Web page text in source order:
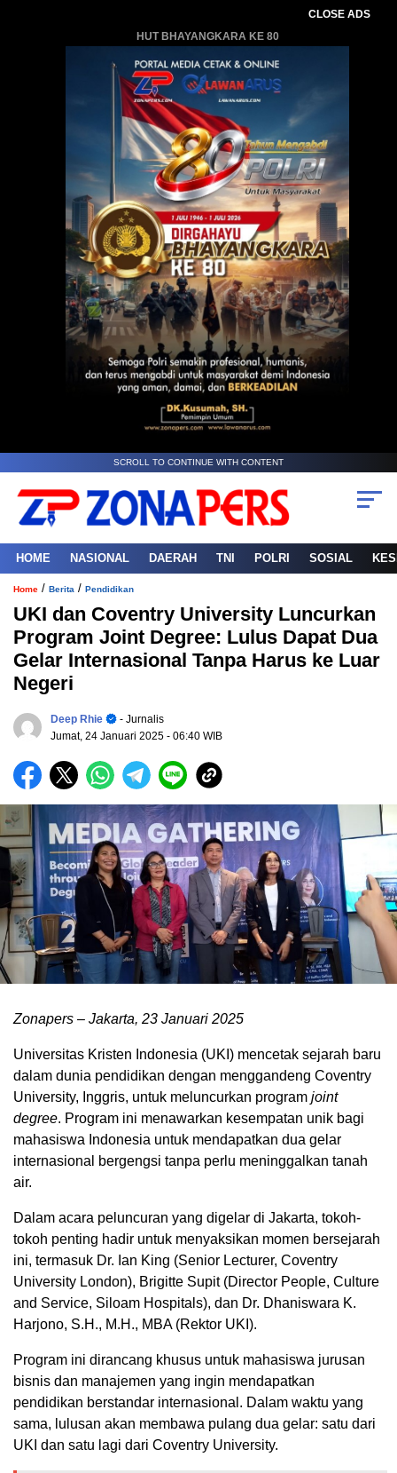
CLOSE ADS
HUT BHAYANGKARA KE 80
SCROLL TO CONTINUE WITH CONTENT
HOME NASIONAL DAERAH TNI POLRI SOSIAL
Home / Berita / Pendidikan
UKI dan Coventry University Luncurkan
Program Joint Degree: Lulus Dapat Dua
Gelar Internasional Tanpa Harus ke Luar
Negeri
Deep Rhie
- Jurnalis
Jumat, 24 Januari 2025 - 06:40 WIB
Zonapers – Jakarta, 23 Januari 2025
Universitas Kristen Indonesia (UKI) mencetak sejarah baru
dalam dunia pendidikan dengan menggandeng Coventry
University, Inggris, untuk meluncurkan program joint
degree. Program ini menawarkan kesempatan unik bagi
mahasiswa Indonesia untuk mendapatkan dua gelar
internasional bergengsi tanpa perlu meninggalkan tanah
air.
Dalam acara peluncuran yang digelar di Jakarta, tokoh-
tokoh penting hadir untuk menyaksikan momen bersejarah
ini, termasuk Dr. Ian King (Senior Lecturer, Coventry
University London), Brigitte Supit (Director People, Culture
and Service, Siloam Hospitals), dan Dr. Dhaniswara K.
Harjono, S.H., M.H., MBA (Rektor UKI).
Program ini dirancang khusus untuk mahasiswa jurusan
bisnis dan manajemen yang ingin mendapatkan
pendidikan berstandar internasional. Dalam waktu yang
sama, lulusan akan membawa pulang dua gelar: satu dari
UKI dan satu lagi dari Coventry University.